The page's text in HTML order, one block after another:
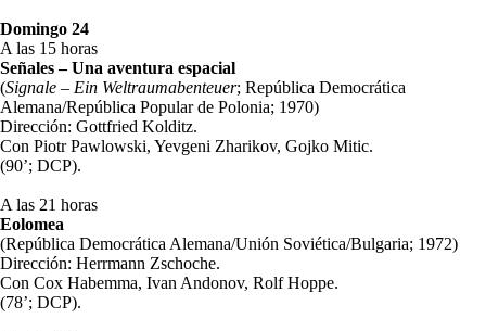
Domingo 24
A las 15 horas
Señales – Una aventura espacial
(Signale – Ein Weltraumabenteuer; República Democrática
Alemana/República Popular de Polonia; 1970)
Dirección: Gottfried Kolditz.
Con Piotr Pawlowski, Yevgeni Zharikov, Gojko Mitic.
(90’; DCP).
A las 21 horas
Eolomea
(República Democrática Alemana/Unión Soviética/Bulgaria; 1972)
Dirección: Herrmann Zschoche.
Con Cox Habemma, Ivan Andonov, Rolf Hoppe.
(78’; DCP).